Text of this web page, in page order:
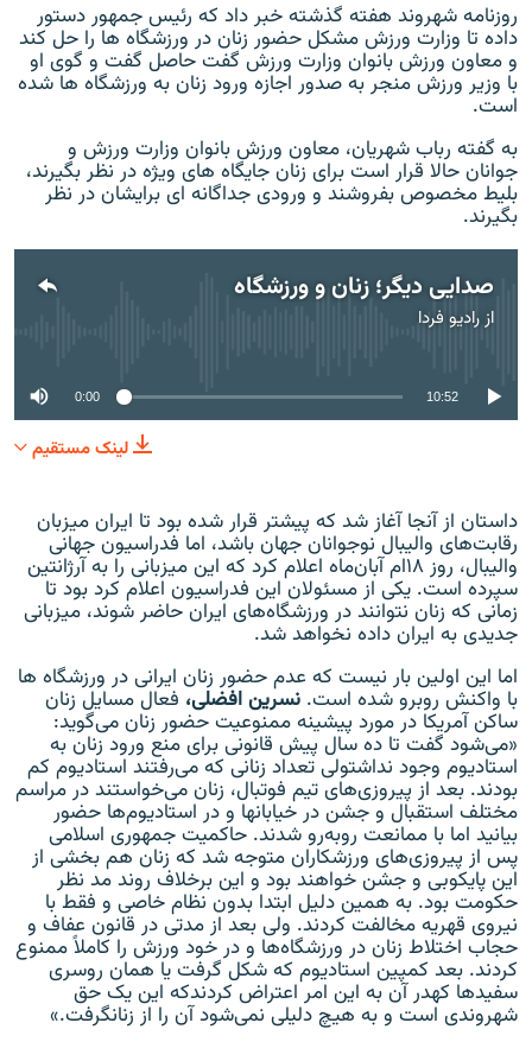
روزنامه شهروند هفته گذشته خبر داد که رئيس جمهور دستور
داده تا وزارت ورزش مشکل حضور زنان در ورزشگاه ها را حل کند
و معاون ورزش بانوان وزارت ورزش گفت حاصل گفت و گوی او
با وزير ورزش منجر به صدور اجازه ورود زنان به ورزشگاه ها شده
است.
به گفته رباب شهریان، معاون ورزش بانوان وزارت ورزش و
جوانان حالا قرار است برای زنان جایگاه های ویژه در نظر بگیرند،
بلیط مخصوص بفروشند و ورودی جداگانه ای برایشان در نظر
بگیرند.
صدایی دیگر؛ زنان و ورزشگاه
ازرادیو فردا
0:00 10:52
لینک مستقیم
داستان از آنجا آغاز شد که پیشتر قرار شده بود تا ایران میزبان
رقابت‌های والیبال نوجوانان جهان باشد، اما فدراسیون جهانی
والیبال، روز ۱۸ام آبان‌ماه اعلام کرد که این میزبانی را به آرژانتین
سپرده است. یکی از مسئولان این فدراسیون اعلام کرد بود تا
زمانی که زنان نتوانند در ورزشگاه‌های ایران حاضر شوند، میزبانی
جدیدی به ایران داده نخواهد شد.
اما این اولین بار نیست که عدم حضور زنان ایرانی در ورزشگاه ها
با واکنش روبرو شده است. نسرین افضلی، فعال مسایل زنان
ساکن آمریکا در مورد پیشینه ممنوعیت حضور زنان می‌گوید:
«می‌شود گفت تا ده سال پیش قانونی برای منع ورود زنان به
استادیوم وجود نداشتولی تعداد زنانی که می‌رفتند استادیوم کم
بودند. بعد از پیروزی‌های تیم فوتبال، زنان می‌خواستند در مراسم
مختلف استقبال و جشن در خیابانها و در استادیوم‌ها حضور
بیانید اما با ممانعت روبه‌رو شدند. حاکمیت جمهوری اسلامی
پس از پیروزی‌های ورزشکاران متوجه شد که زنان هم بخشی از
این پایکوبی و جشن خواهند بود و این برخلاف روند مد نظر
حکومت بود. به همین دلیل ابتدا بدون نظام خاصی و فقط با
نیروی قهریه مخالفت کردند. ولی بعد از مدتی در قانون عفاف و
حجاب اختلاط زنان در ورزشگاه‌ها و در خود ورزش را کاملا‌ً‌ ممنوع
کردند. بعد کمپین استادیوم که شکل گرفت یا همان روسری
سفیدها کهدر آن به این امر اعتراض کردندکه این یک حق
شهروندی است و به هیچ دلیلی نمی‌شود آن را از زنانگرفت.»